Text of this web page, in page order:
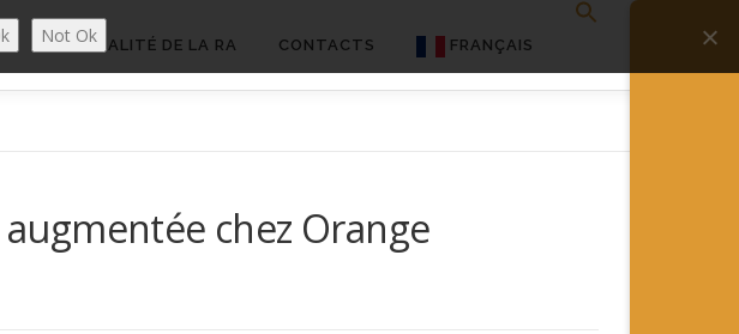
ACTUALITÉ DE LA RA CONTACTS FRANÇAIS
chez Orange
Not Ok